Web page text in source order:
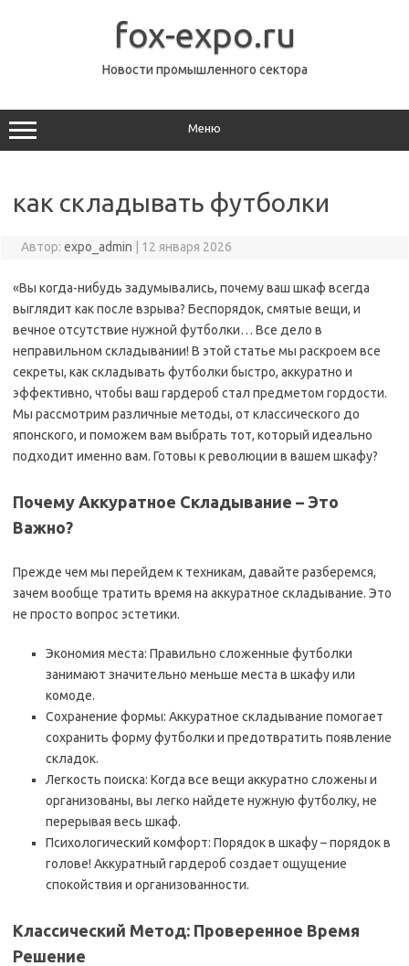
fox-expo.ru
Новости промышленного сектора
Меню
как складывать футболки
Автор: expo_admin 12 января 2026
«Вы когда-нибудь задумывались, почему ваш шкаф всегда
выглядит как после взрыва? Беспорядок, смятые вещи, и
вечное отсутствие нужной футболки… Все дело в
неправильном складывании! В этой статье мы раскроем все
секреты, как складывать футболки быстро, аккуратно и
эффективно, чтобы ваш гардероб стал предметом гордости.
Мы рассмотрим различные методы, от классического до
японского, и поможем вам выбрать тот, который идеально
подходит именно вам. Готовы к революции в вашем шкафу?
Почему Аккуратное Складывание – Это
Важно?
Прежде чем мы перейдем к техникам, давайте разберемся,
зачем вообще тратить время на аккуратное складывание. Это
не просто вопрос эстетики.
Экономия места: Правильно сложенные футболки
занимают значительно меньше места в шкафу или
комоде.
Сохранение формы: Аккуратное складывание помогает
сохранить форму футболки и предотвратить появление
складок.
Легкость поиска: Когда все вещи аккуратно сложены и
организованы, вы легко найдете нужную футболку, не
перерывая весь шкаф.
Психологический комфорт: Порядок в шкафу – порядок в
голове! Аккуратный гардероб создает ощущение
спокойствия и организованности.
Классический Метод: Проверенное Время
Решение